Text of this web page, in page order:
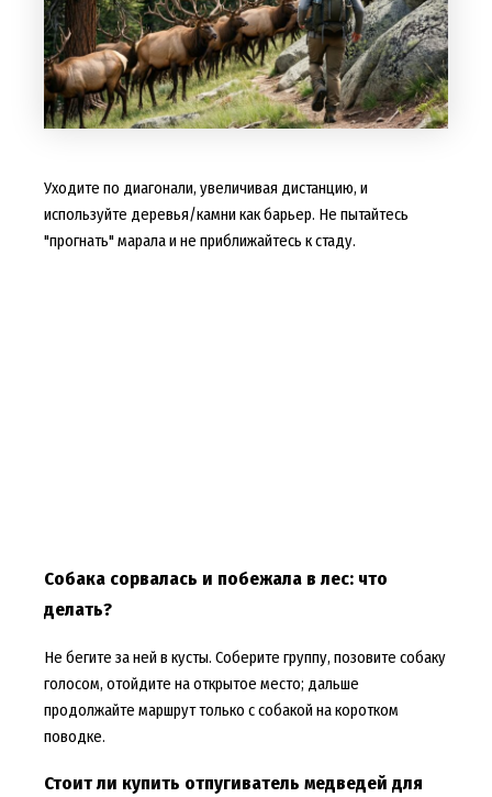
Уходите по диагонали, увеличивая дистанцию, и
используйте деревья/камни как барьер. Не пытайтесь
"прогнать" марала и не приближайтесь к стаду.
Собака сорвалась и побежала в лес: что
делать?
Не бегите за ней в кусты. Соберите группу, позовите собаку
голосом, отойдите на открытое место; дальше
продолжайте маршрут только с собакой на коротком
поводке.
Стоит ли купить отпугиватель медведей для